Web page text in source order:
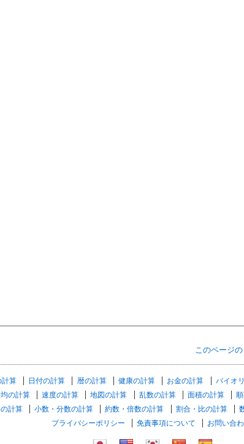
このページ
計算 日付の計算 暦の計算 健康の計算 お金の計算 バイオ
の計算 速度の計算 地図の計算 乱数の計算 面積の計算
計算 小数・分数の計算 約数・倍数の計算 割合・比の計算
プライバシーポリシー
免責事項について お問い合